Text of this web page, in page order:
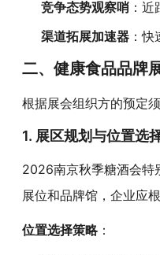
竞争态势观察哨 ：
渠道拓展加速器 ：
二、健康食品品牌
根据展会组织方的预定
1. 展区规划与位置选
2026南京秋季糖酒会特
展位和品牌馆，企业应
位置选择策略：